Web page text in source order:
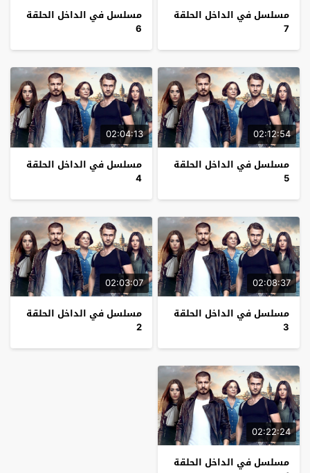
مسلسل في الداخل الحلقة
7
مسلسل في الداخل الحلقة
6
02:12:54
مسلسل في الداخل الحلقة
5
02:04:13
مسلسل في الداخل الحلقة
4
02:08:37
مسلسل في الداخل الحلقة
3
02:03:07
مسلسل في الداخل الحلقة
2
02:22:24
مسلسل في الداخل الحلقة